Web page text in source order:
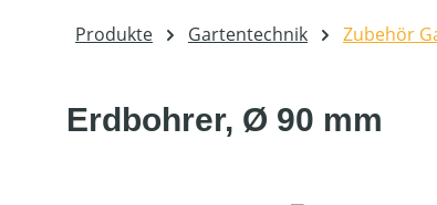
Produkte Gartentechnik Zubehör
Erdbohrer, Ø 90 mm